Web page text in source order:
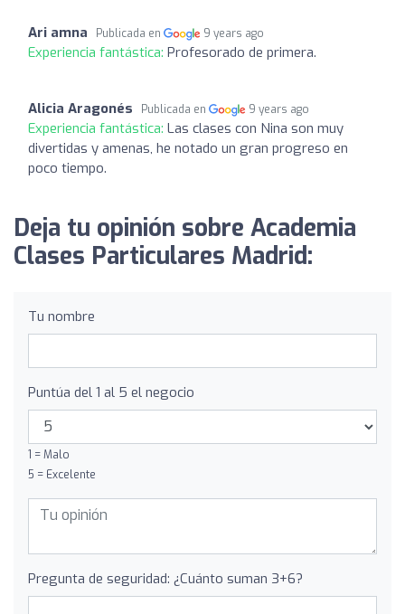
Ari amna Publicada en 9 years ago
Experiencia fantástica: Profesorado de primera.
Alicia Aragonés Publicada en 9 years ago
Experiencia fantástica: Las clases con Nina son muy
divertidas y amenas, he notado un gran progreso en
poco tiempo.
Deja tu opinión sobre Academia
Clases Particulares Madrid:
Tu nombre
Puntúa del 1 al 5 el negocio
1 = Malo
5 = Excelente
Pregunta de seguridad: ¿Cuánto suman 3+6?